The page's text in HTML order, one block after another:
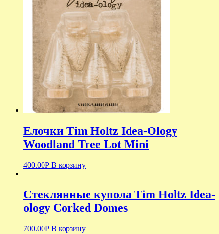
Елочки Tim Holtz Idea-Ology
Woodland Tree Lot Mini
400.00Р В корзину
Стеклянные купола Tim Holtz Idea-
ology Corked Domes
700.00Р В корзину